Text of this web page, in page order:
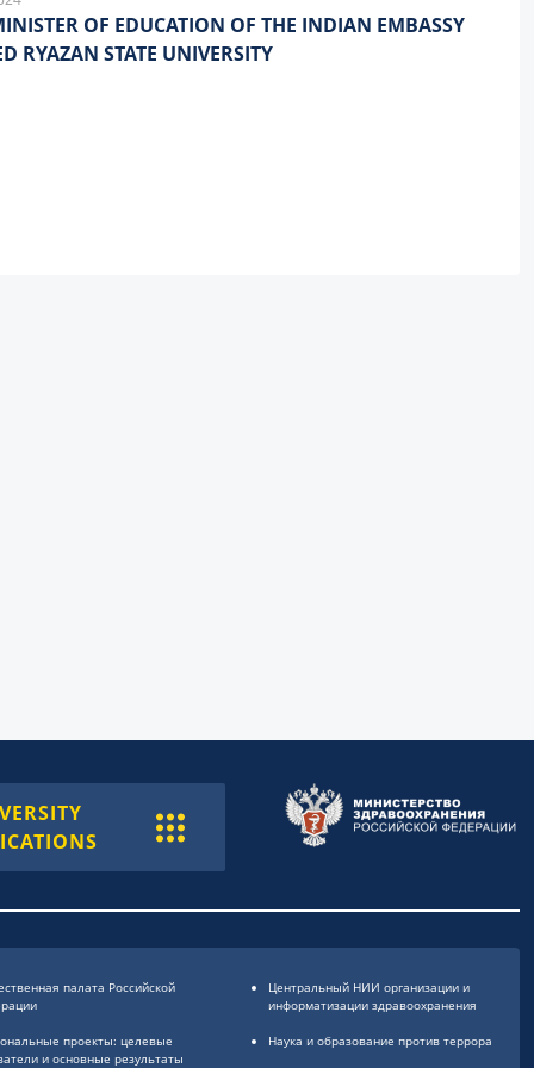
OF EDUCATION OF THE INDIAN EMBASSY
RYAZAN STATE UNIVERSITY
палата Российской
проекты: целевые
и основные результаты
Центральный НИИ организации и
информатизации здравоохранения
Наука и образование против террора